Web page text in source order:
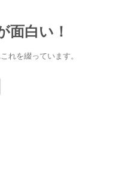
面白い！
れを綴っています。